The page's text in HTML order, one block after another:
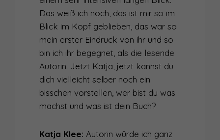
002 WARUM ES KEINE FRAGE DES TALENTS IST, OB DU EIN TOLLER SPRECHER WIRST
001 WIE WIRD MAN EIN AUTHENTISCHER SPRECHER?
000 WIE SPRECHER GEBOREN WERDEN
Das weiß ich noch, das ist mir so im
Blick im Kopf geblieben, das war so
mein erster Eindruck von ihr und so
bin ich ihr begegnet, als die lesende
Autorin. Jetzt Katja, jetzt kannst du
dich vielleicht selber noch ein
bisschen vorstellen, wer bist du was
machst und was ist dein Buch?
Katja Klee: Autorin würde ich ganz